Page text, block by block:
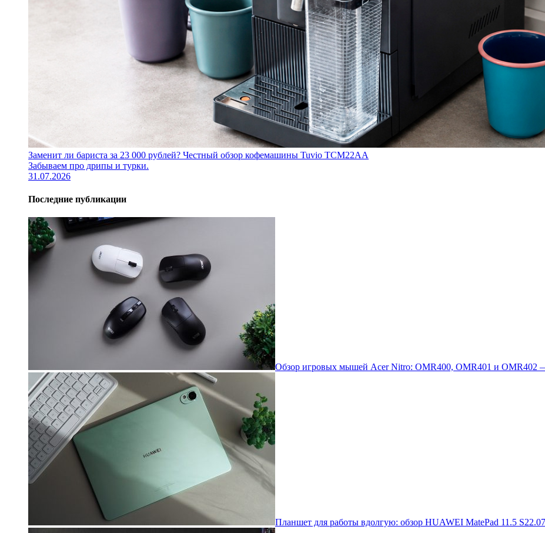
Заменит ли бариста за 23 000 рублей? Честный обзор кофемашины Tuvio TCM22AA
Забываем про дрипы и турки.
31.07.2026
Последние публикации
Обзор игровых мышей Acer Nitro: OMR400, OMR401 и OMR402
Планшет для работы вдолгую: обзор HUAWEI MatePad 11.5 S